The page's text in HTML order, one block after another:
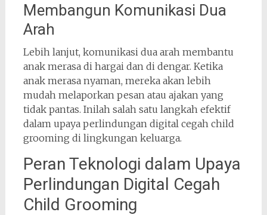
Membangun Komunikasi Dua
Arah
Lebih lanjut, komunikasi dua arah membantu
anak merasa di hargai dan di dengar. Ketika
anak merasa nyaman, mereka akan lebih
mudah melaporkan pesan atau ajakan yang
tidak pantas. Inilah salah satu langkah efektif
dalam upaya perlindungan digital cegah child
grooming di lingkungan keluarga.
Peran Teknologi dalam Upaya
Perlindungan Digital Cegah
Child Grooming